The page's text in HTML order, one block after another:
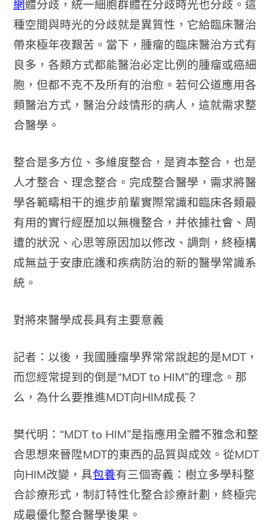
網體分歧，統一細胞群體在分歧時光也分歧。這
種空間與時光的分歧就是異質性，它給臨床醫治
帶來極年夜艱苦。當下，腫瘤的臨床醫治方式有
良多，各類方式都能醫治必定比例的腫瘤或癌細
胞，但都不克不及所有的治愈。若何公道應用各
類醫治方式，醫治分歧情形的病人，這就需求整
合醫學。
整合是多方位、多維度整合，是資本整合，也是
人才整合、理念整合。完成整合醫學，需求將醫
學各範疇相干的進步前輩實際常識和臨床各類最
有用的實行經歷加以無機整合，并依據社會、周
遭的狀況、心思等原因加以修改、調劑，終極構
成無益于安康庇護和疾病防治的新的醫學常識系
統。
對將來醫學成長具有主要意義
記者：以後，我國腫瘤學界常常說起的是MDT，
而您經常提到的倒是“MDT to HIM”的理念。那
么，為什么要推進MDT向HIM成長？
樊代明：“MDT to HIM”是指應用全體不雅念和整
合思想來晉陞MDT的東西的品質與成效。從MDT
向HIM改變，具包養有三個寄義：樹立多學科整
合診療形式，制訂特性化整合診療計劃，終極完
成最優化整合醫學後果。